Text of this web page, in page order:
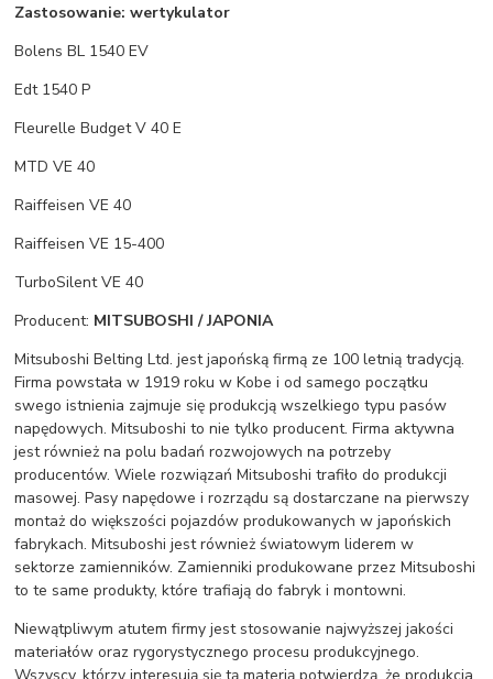
Zastosowanie: wertykulator
Bolens BL 1540 EV
Edt 1540 P
Fleurelle Budget V 40 E
MTD VE 40
Raiffeisen VE 40
Raiffeisen VE 15-400
TurboSilent VE 40
Producent: MITSUBOSHI / JAPONIA
Mitsuboshi Belting Ltd. jest japońską firmą ze 100 letnią tradycją.
Firma powstała w 1919 roku w Kobe i od samego początku
swego istnienia zajmuje się produkcją wszelkiego typu pasów
napędowych. Mitsuboshi to nie tylko producent. Firma aktywna
jest również na polu badań rozwojowych na potrzeby
producentów. Wiele rozwiązań Mitsuboshi trafiło do produkcji
masowej. Pasy napędowe i rozrządu są dostarczane na pierwszy
montaż do większości pojazdów produkowanych w japońskich
fabrykach. Mitsuboshi jest również światowym liderem w
sektorze zamienników. Zamienniki produkowane przez Mitsuboshi
to te same produkty, które trafiają do fabryk i montowni.
Niewątpliwym atutem firmy jest stosowanie najwyższej jakości
materiałów oraz rygorystycznego procesu produkcyjnego.
Wszyscy, którzy interesują się tą materią potwierdzą, że produkcja